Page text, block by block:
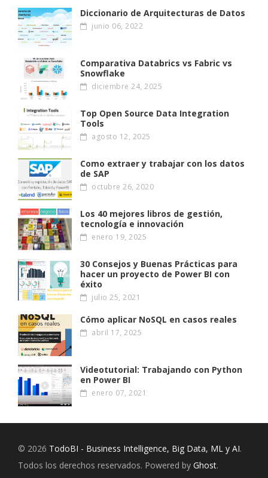
Diccionario de Arquitecturas de Datos
junio 06, 2022
Comparativa Databrics vs Fabric vs
Snowflake
diciembre 24, 2025
Top Open Source Data Integration
Tools
agosto 12, 2025
Como extraer y trabajar con los datos
de SAP
octubre 26, 2020
Los 40 mejores libros de gestión,
tecnología e innovación
enero 19, 2025
30 Consejos y Buenas Prácticas para
hacer un proyecto de Power BI con
éxito
julio 25, 2021
Cómo aplicar NoSQL en casos reales
abril 17, 2025
Videotutorial: Trabajando con Python
en Power BI
enero 07, 2021
© 2026 TodoBI - Business Intelligence, Big Data, ML y AI.
Todos los derechos reservados. Powered by Ghost.